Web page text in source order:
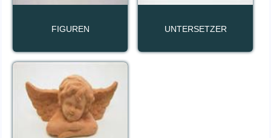
FIGUREN UNTERSETZER